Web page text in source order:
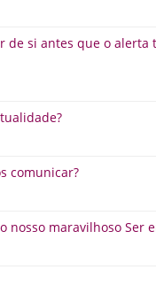
de si antes que o alerta
comunicar?
nosso maravilhoso Ser